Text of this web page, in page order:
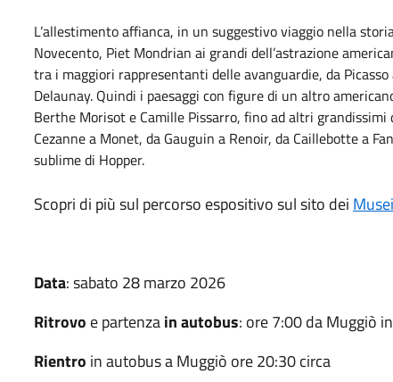
L’allestimento affianca, in un suggestivo viaggio nella
Novecento, Piet Mondrian ai grandi dell’astrazione
tra i maggiori rappresentanti delle avanguardie, da
Delaunay. Quindi i paesaggi con figure di un altro
Berthe Morisot e Camille Pissarro, fino ad altri grandissimi
Cezanne a Monet, da Gauguin a Renoir, da Caillebotte a
sublime di Hopper.
Scopri di più sul percorso espositivo sul sito dei
Data: sabato 28 marzo 2026
Ritrovo e partenzain autobus: ore 7:00 da Muggiò in
Rientro in autobus a Muggiò ore 20:30 circa